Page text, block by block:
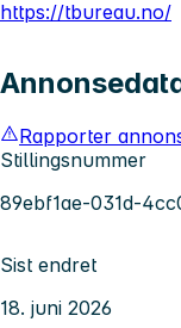
https://tbureau.no/
Rapporter
Stillingsnummer
89ebf1ae-031d-
Sist endret
18. juni 2026